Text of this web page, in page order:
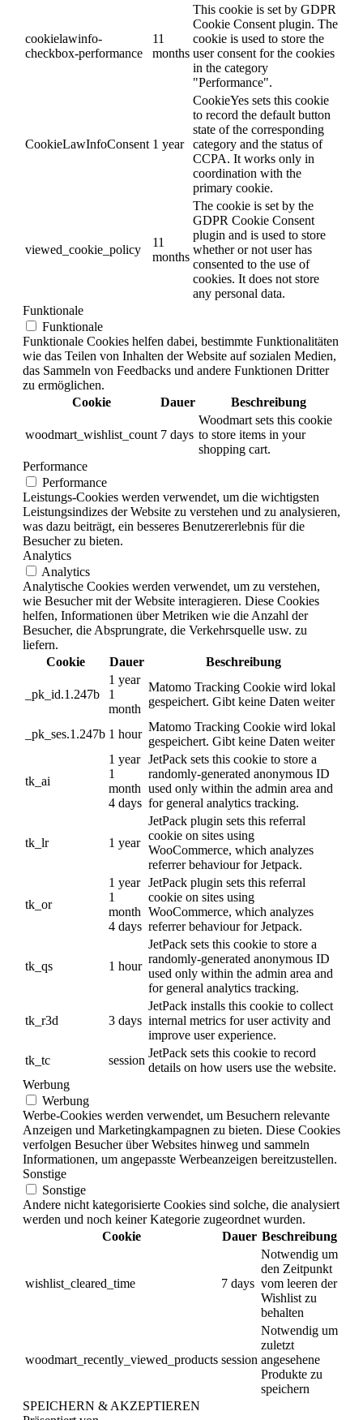
cookielawinfo-
checkbox-performance
11
months
This cookie is set by GDPR
Cookie Consent plugin. The
cookie is used to store the
user consent for the cookies
in the category
"Performance".
CookieLawInfoConsent 1 year
CookieYes sets this cookie
to record the default button
state of the corresponding
category and the status of
CCPA. It works only in
coordination with the
primary cookie.
viewed_cookie_policy
11
months
The cookie is set by the
GDPR Cookie Consent
plugin and is used to store
whether or not user has
consented to the use of
cookies. It does not store
any personal data.
Funktionale
Funktionale
Funktionale Cookies helfen dabei, bestimmte Funktionalitäten
wie das Teilen von Inhalten der Website auf sozialen Medien,
das Sammeln von Feedbacks und andere Funktionen Dritter
zu ermöglichen.
Cookie
Dauer Beschreibung
woodmart_wishlist_count 7 days
Woodmart sets this cookie
to store items in your
shopping cart.
Performance
Performance
Leistungs-Cookies werden verwendet, um die wichtigsten
Leistungsindizes der Website zu verstehen und zu analysieren,
was dazu beiträgt, ein besseres Benutzererlebnis für die
Besucher zu bieten.
Analytics
Analytics
Analytische Cookies werden verwendet, um zu verstehen,
wie Besucher mit der Website interagieren. Diese Cookies
helfen, Informationen über Metriken wie die Anzahl der
Besucher, die Absprungrate, die Verkehrsquelle usw. zu
liefern.
Cookie
Dauer Beschreibung
_pk_id.1.247b
1 year
1
month
Matomo Tracking Cookie wird lokal
gespeichert. Gibt keine Daten weiter
_pk_ses.1.247b 1 hour
Matomo Tracking Cookie wird lokal
gespeichert. Gibt keine Daten weiter
tk_ai
1 year
1
month
4 days
JetPack sets this cookie to store a
randomly-generated anonymous ID
used only within the admin area and
for general analytics tracking.
tk_lr 1 year
JetPack plugin sets this referral
cookie on sites using
WooCommerce, which analyzes
referrer behaviour for Jetpack.
tk_or
1 year
1
month
4 days
JetPack plugin sets this referral
cookie on sites using
WooCommerce, which analyzes
referrer behaviour for Jetpack.
tk_qs 1 hour
JetPack sets this cookie to store a
randomly-generated anonymous ID
used only within the admin area and
for general analytics tracking.
tk_r3d 3 days
JetPack installs this cookie to collect
internal metrics for user activity and
improve user experience.
tk_tc
session
JetPack sets this cookie to record
details on how users use the website.
Werbung
Werbung
Werbe-Cookies werden verwendet, um Besuchern relevante
Anzeigen und Marketingkampagnen zu bieten. Diese Cookies
verfolgen Besucher über Websites hinweg und sammeln
Informationen, um angepasste Werbeanzeigen bereitzustellen.
Sonstige
Sonstige
Andere nicht kategorisierte Cookies sind solche, die analysiert
werden und noch keiner Kategorie zugeordnet wurden.
Cookie
Dauer Beschreibung
wishlist_cleared_time 7 days
Notwendig um
den Zeitpunkt
vom leeren der
Wishlist zu
behalten
woodmart_recently_viewed_products session
Notwendig um
zuletzt
angesehene
Produkte zu
speichern
SPEICHERN & AKZEPTIEREN